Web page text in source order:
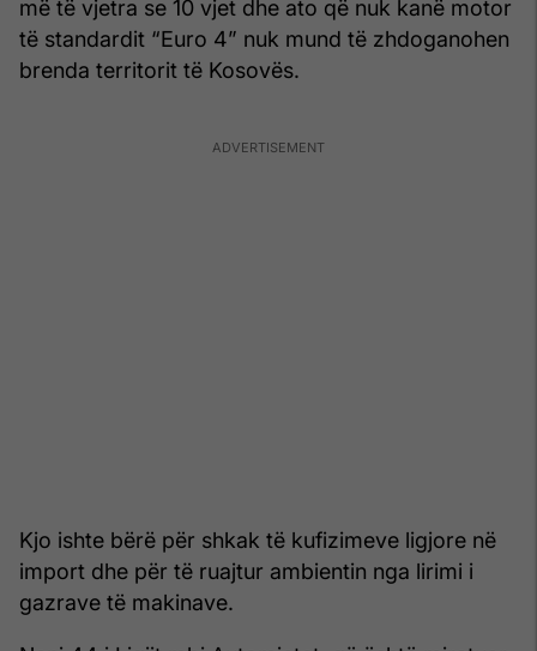
më të vjetra se 10 vjet dhe ato që nuk kanë motor
të standardit “Euro 4” nuk mund të zhdoganohen
brenda territorit të Kosovës.
Kjo ishte bërë për shkak të kufizimeve ligjore në
import dhe për të ruajtur ambientin nga lirimi i
gazrave të makinave.